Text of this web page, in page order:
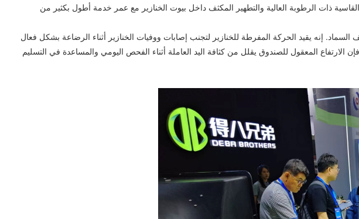
ذات الرطوبة العالية والتطهير المكثف داخل بيوت الخنازير مع عمر خدمة أطول بكثير من
إنه يقيد الحركة المفرطة للخنازير لتجنب إصابات ووفيات الخنازير أثناء الرضاعة بشكل فعال
الارتفاع المعقول للصندوق يقلل من كثافة اليد العاملة أثناء الفحص اليومي والمساعدة في التسليم